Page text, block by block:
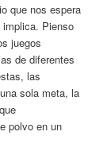
que nos espera
Pienso
juegos
de diferentes
las
sola meta, la
polvo en un